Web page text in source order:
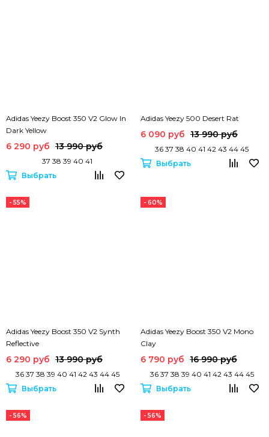
Adidas Yeezy Boost 350 V2 Glow In
Dark Yellow
6 290 руб 13 990 руб
37 38 39 40 41
Выбрать
Adidas Yeezy 500 Desert Rat
6 090 руб 13 990 руб
36 37 38 40 41 42 43 44 45
Выбрать
- 55%
Adidas Yeezy Boost 350 V2 Synth
Reflective
6 290 руб 13 990 руб
36 37 38 39 40 41 42 43 44 45
Выбрать
- 60%
Adidas Yeezy Boost 350 V2 Mono
Clay
6 790 руб 16 990 руб
36 37 38 39 40 41 42 43 44 45
Выбрать
- 56% - 56%